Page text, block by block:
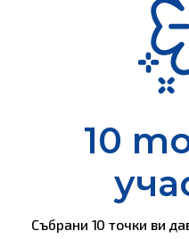
10
Събрани 10 точки ви